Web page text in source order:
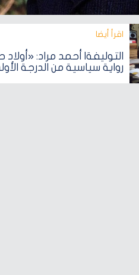
اقرأ أيضا‎
التوليفة| أحمد مراد:
رواية سياسية من الدرجة